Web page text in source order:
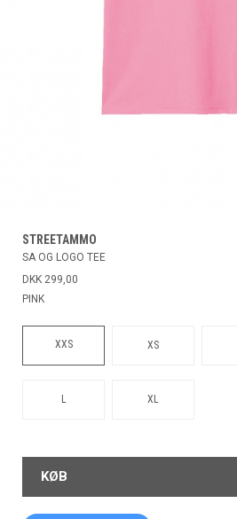
STREETAMMO
SA OG LOGO TEE
DKK 299,00
PINK
XXS XS
L XL
KØB